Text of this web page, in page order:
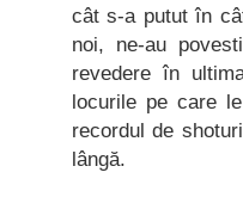
cât s-a putut în
noi, ne-au
revedere în
locurile pe care
recordul de
lângă.